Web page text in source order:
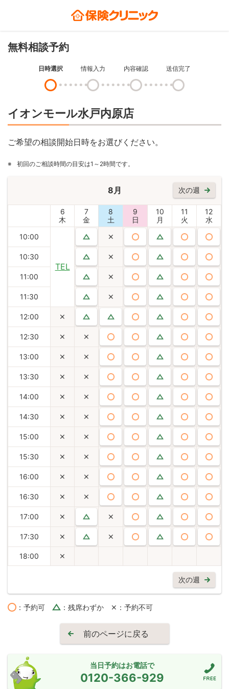
無料相談予約
日時選択 情報入力 内容確認 送信完了
イオンモール水戸内原店
ご希望の相談開始日時をお選びください。
※ 初回のご相談時間の目安は1～2時間です。
次の週
8月
6
木
7
金
8
土
9
日
10
月
11
火
12
水
10:00
TEL
10:30
11:00
11:30
12:00
12:30
13:00
13:30
14:00
14:30
15:00
15:30
16:00
16:30
17:00
17:30
18:00
次の週
：予約可 ：残席わずか ：予約不可
前のページに戻る
当日予約はお電話で
0120-366-929